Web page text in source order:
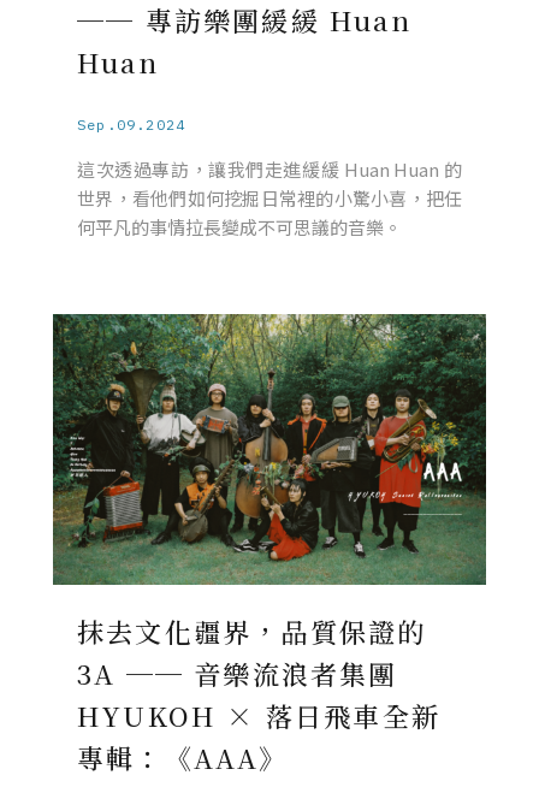
── 專訪樂團緩緩 Huan
Huan
Sep.09.2024
這次透過專訪，讓我們走進緩緩 Huan Huan 的
世界，看他們如何挖掘日常裡的小驚小喜，把任
何平凡的事情拉長變成不可思議的音樂。
抹去文化疆界，品質保證的
3A ── 音樂流浪者集團
HYUKOH × 落日飛車全新
專輯：《AAA》